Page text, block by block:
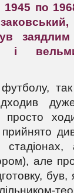
1945 по
і
просто
але